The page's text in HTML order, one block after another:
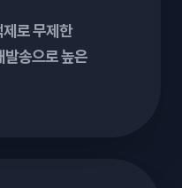
로 무제한
발송으로 높은